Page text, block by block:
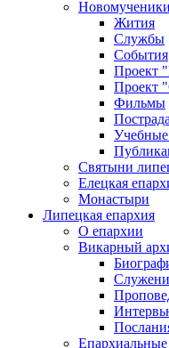
Жития
Службы
События
Проект
Проект
Фильмы
Святыни
Елецкая
Монастыри
Липецкая епархия
О епархии
Викарный